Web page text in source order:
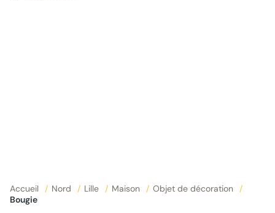
Accueil / Nord / Lille / Maison / Objet de décoration
/
Bougie